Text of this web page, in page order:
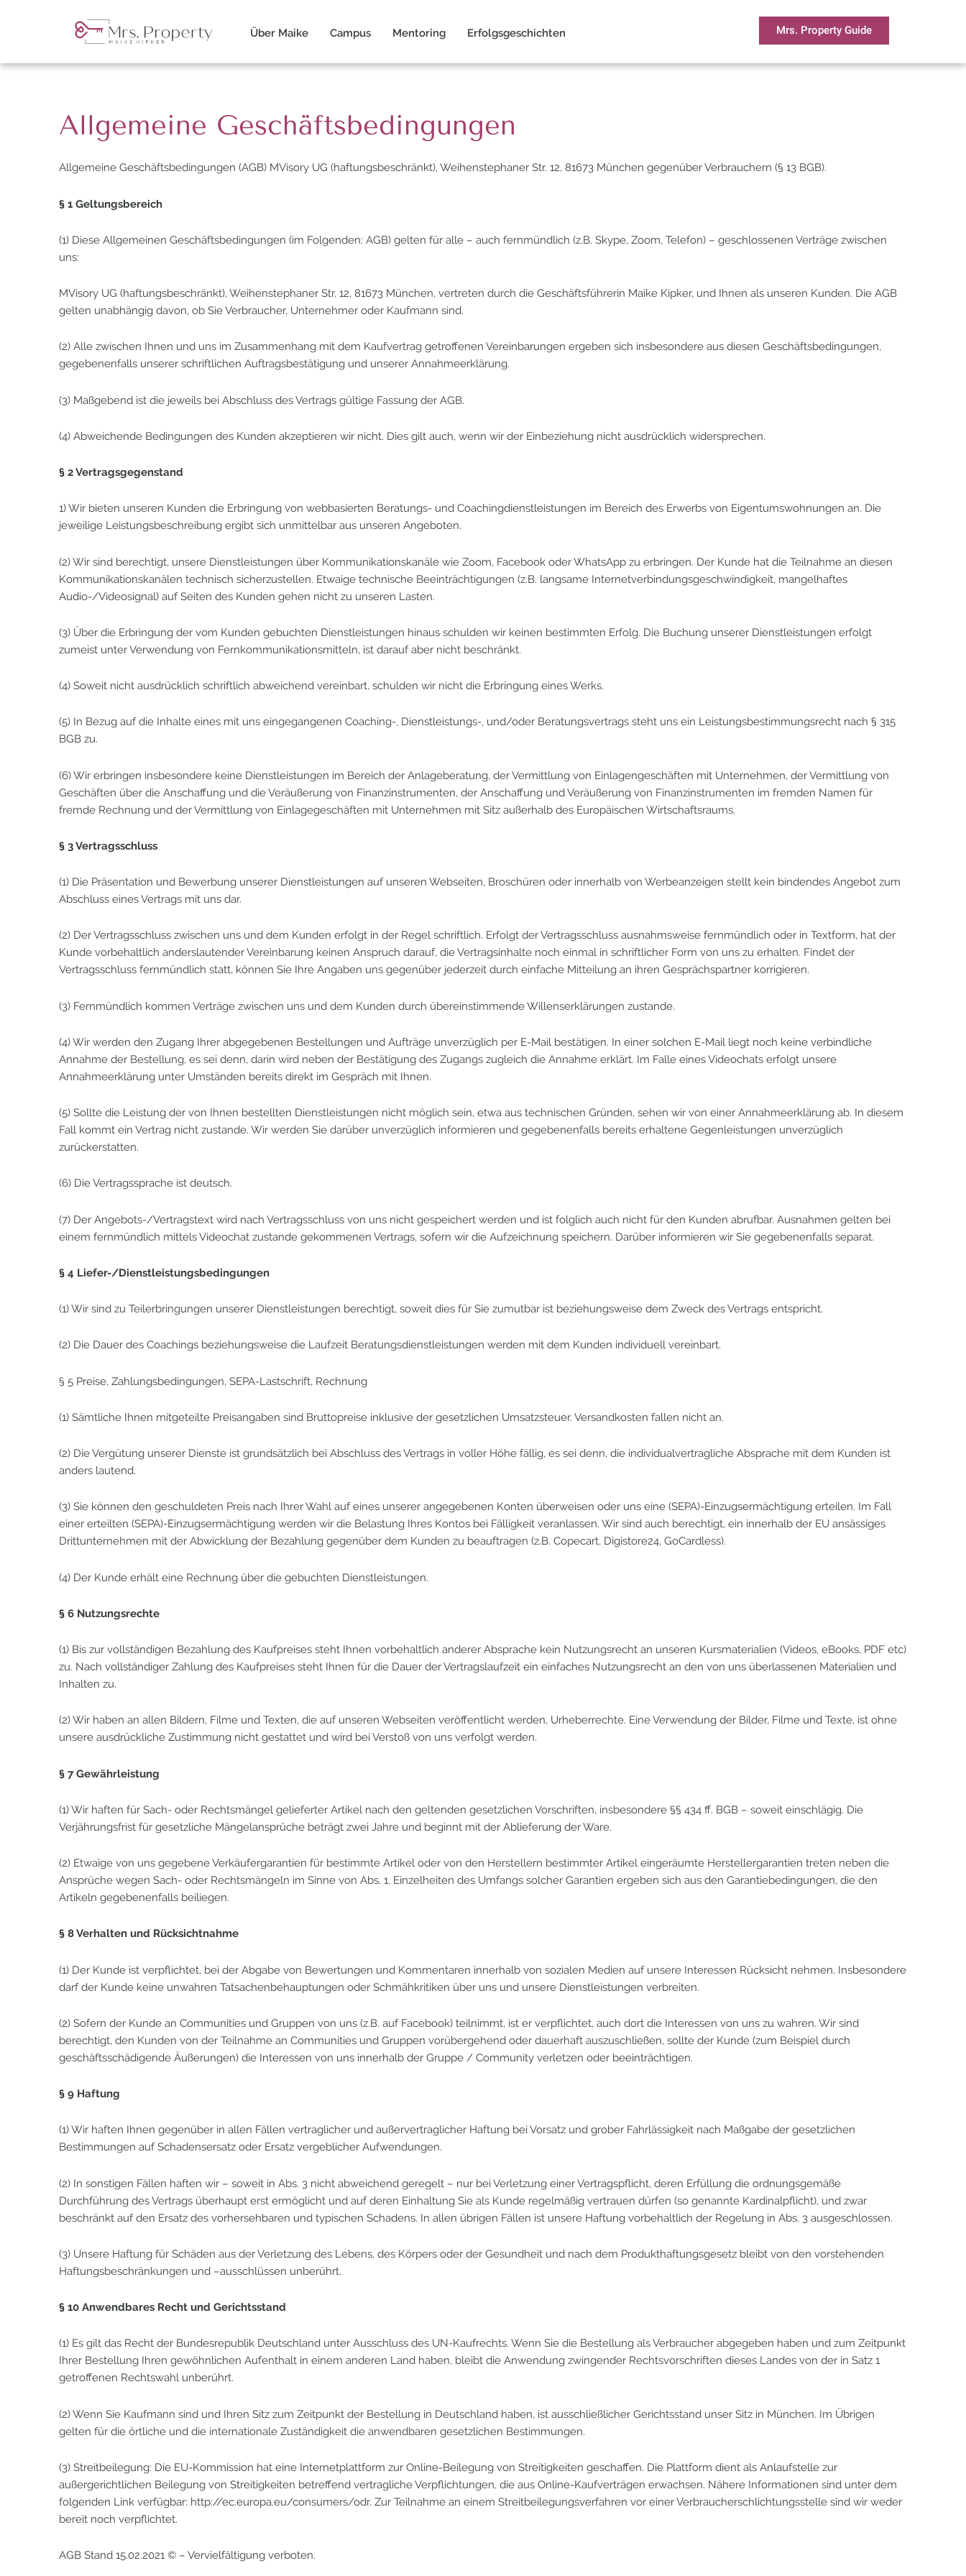
Über Maike Campus Mentoring Erfolgsgeschichten Mrs. Property Guide
Allgemeine Geschäftsbedingungen
Allgemeine Geschäftsbedingungen (AGB) MVisory UG (haftungsbeschränkt), Weihenstephaner Str. 12, 81673 München gegenüber Verbrauchern (§ 13 BGB).
§ 1 Geltungsbereich
(1) Diese Allgemeinen Geschäftsbedingungen (im Folgenden: AGB) gelten für alle – auch fernmündlich (z.B. Skype, Zoom, Telefon) – geschlossenen Verträge zwischen
uns:
MVisory UG (haftungsbeschränkt), Weihenstephaner Str. 12, 81673 München, vertreten durch die Geschäftsführerin Maike Kipker, und Ihnen als unseren Kunden. Die AGB
gelten unabhängig davon, ob Sie Verbraucher, Unternehmer oder Kaufmann sind.
(2) Alle zwischen Ihnen und uns im Zusammenhang mit dem Kaufvertrag getroffenen Vereinbarungen ergeben sich insbesondere aus diesen Geschäftsbedingungen,
gegebenenfalls unserer schriftlichen Auftragsbestätigung und unserer Annahmeerklärung.
(3) Maßgebend ist die jeweils bei Abschluss des Vertrags gültige Fassung der AGB.
(4) Abweichende Bedingungen des Kunden akzeptieren wir nicht. Dies gilt auch, wenn wir der Einbeziehung nicht ausdrücklich widersprechen.
§ 2 Vertragsgegenstand
1) Wir bieten unseren Kunden die Erbringung von webbasierten Beratungs- und Coachingdienstleistungen im Bereich des Erwerbs von Eigentumswohnungen an. Die
jeweilige Leistungsbeschreibung ergibt sich unmittelbar aus unseren Angeboten.
(2) Wir sind berechtigt, unsere Dienstleistungen über Kommunikationskanäle wie Zoom, Facebook oder WhatsApp zu erbringen. Der Kunde hat die Teilnahme an diesen
Kommunikationskanälen technisch sicherzustellen. Etwaige technische Beeinträchtigungen (z.B. langsame Internetverbindungsgeschwindigkeit, mangelhaftes
Audio-/Videosignal) auf Seiten des Kunden gehen nicht zu unseren Lasten.
(3) Über die Erbringung der vom Kunden gebuchten Dienstleistungen hinaus schulden wir keinen bestimmten Erfolg. Die Buchung unserer Dienstleistungen erfolgt
zumeist unter Verwendung von Fernkommunikationsmitteln, ist darauf aber nicht beschränkt.
(4) Soweit nicht ausdrücklich schriftlich abweichend vereinbart, schulden wir nicht die Erbringung eines Werks.
(5) In Bezug auf die Inhalte eines mit uns eingegangenen Coaching-, Dienstleistungs-, und/oder Beratungsvertrags steht uns ein Leistungsbestimmungsrecht nach § 315
BGB zu.
(6) Wir erbringen insbesondere keine Dienstleistungen im Bereich der Anlageberatung, der Vermittlung von Einlagengeschäften mit Unternehmen, der Vermittlung von
Geschäften über die Anschaffung und die Veräußerung von Finanzinstrumenten, der Anschaffung und Veräußerung von Finanzinstrumenten im fremden Namen für
fremde Rechnung und der Vermittlung von Einlagegeschäften mit Unternehmen mit Sitz außerhalb des Europäischen Wirtschaftsraums.
§ 3 Vertragsschluss
(1) Die Präsentation und Bewerbung unserer Dienstleistungen auf unseren Webseiten, Broschüren oder innerhalb von Werbeanzeigen stellt kein bindendes Angebot zum
Abschluss eines Vertrags mit uns dar.
(2) Der Vertragsschluss zwischen uns und dem Kunden erfolgt in der Regel schriftlich. Erfolgt der Vertragsschluss ausnahmsweise fernmündlich oder in Textform, hat der
Kunde vorbehaltlich anderslautender Vereinbarung keinen Anspruch darauf, die Vertragsinhalte noch einmal in schriftlicher Form von uns zu erhalten. Findet der
Vertragsschluss fernmündlich statt, können Sie Ihre Angaben uns gegenüber jederzeit durch einfache Mitteilung an ihren Gesprächspartner korrigieren.
(3) Fernmündlich kommen Verträge zwischen uns und dem Kunden durch übereinstimmende Willenserklärungen zustande.
(4) Wir werden den Zugang Ihrer abgegebenen Bestellungen und Aufträge unverzüglich per E-Mail bestätigen. In einer solchen E-Mail liegt noch keine verbindliche
Annahme der Bestellung, es sei denn, darin wird neben der Bestätigung des Zugangs zugleich die Annahme erklärt. Im Falle eines Videochats erfolgt unsere
Annahmeerklärung unter Umständen bereits direkt im Gespräch mit Ihnen.
(5) Sollte die Leistung der von Ihnen bestellten Dienstleistungen nicht möglich sein, etwa aus technischen Gründen, sehen wir von einer Annahmeerklärung ab. In diesem
Fall kommt ein Vertrag nicht zustande. Wir werden Sie darüber unverzüglich informieren und gegebenenfalls bereits erhaltene Gegenleistungen unverzüglich
zurückerstatten.
(6) Die Vertragssprache ist deutsch.
(7) Der Angebots-/Vertragstext wird nach Vertragsschluss von uns nicht gespeichert werden und ist folglich auch nicht für den Kunden abrufbar. Ausnahmen gelten bei
einem fernmündlich mittels Videochat zustande gekommenen Vertrags, sofern wir die Aufzeichnung speichern. Darüber informieren wir Sie gegebenenfalls separat.
§ 4 Liefer-/Dienstleistungsbedingungen
(1) Wir sind zu Teilerbringungen unserer Dienstleistungen berechtigt, soweit dies für Sie zumutbar ist beziehungsweise dem Zweck des Vertrags entspricht.
(2) Die Dauer des Coachings beziehungsweise die Laufzeit Beratungsdienstleistungen werden mit dem Kunden individuell vereinbart.
§ 5 Preise, Zahlungsbedingungen, SEPA-Lastschrift, Rechnung
(1) Sämtliche Ihnen mitgeteilte Preisangaben sind Bruttopreise inklusive der gesetzlichen Umsatzsteuer. Versandkosten fallen nicht an.
(2) Die Vergütung unserer Dienste ist grundsätzlich bei Abschluss des Vertrags in voller Höhe fällig, es sei denn, die individualvertragliche Absprache mit dem Kunden ist
anders lautend.
(3) Sie können den geschuldeten Preis nach Ihrer Wahl auf eines unserer angegebenen Konten überweisen oder uns eine (SEPA)-Einzugsermächtigung erteilen. Im Fall
einer erteilten (SEPA)-Einzugsermächtigung werden wir die Belastung Ihres Kontos bei Fälligkeit veranlassen. Wir sind auch berechtigt, ein innerhalb der EU ansässiges
Drittunternehmen mit der Abwicklung der Bezahlung gegenüber dem Kunden zu beauftragen (z.B. Copecart, Digistore24, GoCardless).
(4) Der Kunde erhält eine Rechnung über die gebuchten Dienstleistungen.
§ 6 Nutzungsrechte
(1) Bis zur vollständigen Bezahlung des Kaufpreises steht Ihnen vorbehaltlich anderer Absprache kein Nutzungsrecht an unseren Kursmaterialien (Videos, eBooks, PDF etc)
zu. Nach vollständiger Zahlung des Kaufpreises steht Ihnen für die Dauer der Vertragslaufzeit ein einfaches Nutzungsrecht an den von uns überlassenen Materialien und
Inhalten zu.
(2) Wir haben an allen Bildern, Filme und Texten, die auf unseren Webseiten veröffentlicht werden, Urheberrechte. Eine Verwendung der Bilder, Filme und Texte, ist ohne
unsere ausdrückliche Zustimmung nicht gestattet und wird bei Verstoß von uns verfolgt werden.
§ 7 Gewährleistung
(1) Wir haften für Sach- oder Rechtsmängel gelieferter Artikel nach den geltenden gesetzlichen Vorschriften, insbesondere §§ 434 ff. BGB – soweit einschlägig. Die
Verjährungsfrist für gesetzliche Mängelansprüche beträgt zwei Jahre und beginnt mit der Ablieferung der Ware.
(2) Etwaige von uns gegebene Verkäufergarantien für bestimmte Artikel oder von den Herstellern bestimmter Artikel eingeräumte Herstellergarantien treten neben die
Ansprüche wegen Sach- oder Rechtsmängeln im Sinne von Abs. 1. Einzelheiten des Umfangs solcher Garantien ergeben sich aus den Garantiebedingungen, die den
Artikeln gegebenenfalls beiliegen.
§ 8 Verhalten und Rücksichtnahme
(1) Der Kunde ist verpflichtet, bei der Abgabe von Bewertungen und Kommentaren innerhalb von sozialen Medien auf unsere Interessen Rücksicht nehmen. Insbesondere
darf der Kunde keine unwahren Tatsachenbehauptungen oder Schmähkritiken über uns und unsere Dienstleistungen verbreiten.
(2) Sofern der Kunde an Communities und Gruppen von uns (z.B. auf Facebook) teilnimmt, ist er verpflichtet, auch dort die Interessen von uns zu wahren. Wir sind
berechtigt, den Kunden von der Teilnahme an Communities und Gruppen vorübergehend oder dauerhaft auszuschließen, sollte der Kunde (zum Beispiel durch
geschäftsschädigende Äußerungen) die Interessen von uns innerhalb der Gruppe / Community verletzen oder beeinträchtigen.
§ 9 Haftung
(1) Wir haften Ihnen gegenüber in allen Fällen vertraglicher und außervertraglicher Haftung bei Vorsatz und grober Fahrlässigkeit nach Maßgabe der gesetzlichen
Bestimmungen auf Schadensersatz oder Ersatz vergeblicher Aufwendungen.
(2) In sonstigen Fällen haften wir – soweit in Abs. 3 nicht abweichend geregelt – nur bei Verletzung einer Vertragspflicht, deren Erfüllung die ordnungsgemäße
Durchführung des Vertrags überhaupt erst ermöglicht und auf deren Einhaltung Sie als Kunde regelmäßig vertrauen dürfen (so genannte Kardinalpflicht), und zwar
beschränkt auf den Ersatz des vorhersehbaren und typischen Schadens. In allen übrigen Fällen ist unsere Haftung vorbehaltlich der Regelung in Abs. 3 ausgeschlossen.
(3) Unsere Haftung für Schäden aus der Verletzung des Lebens, des Körpers oder der Gesundheit und nach dem Produkthaftungsgesetz bleibt von den vorstehenden
Haftungsbeschränkungen und –ausschlüssen unberührt.
§ 10 Anwendbares Recht und Gerichtsstand
(1) Es gilt das Recht der Bundesrepublik Deutschland unter Ausschluss des UN-Kaufrechts. Wenn Sie die Bestellung als Verbraucher abgegeben haben und zum Zeitpunkt
Ihrer Bestellung Ihren gewöhnlichen Aufenthalt in einem anderen Land haben, bleibt die Anwendung zwingender Rechtsvorschriften dieses Landes von der in Satz 1
getroffenen Rechtswahl unberührt.
(2) Wenn Sie Kaufmann sind und Ihren Sitz zum Zeitpunkt der Bestellung in Deutschland haben, ist ausschließlicher Gerichtsstand unser Sitz in München. Im Übrigen
gelten für die örtliche und die internationale Zuständigkeit die anwendbaren gesetzlichen Bestimmungen.
(3) Streitbeilegung: Die EU-Kommission hat eine Internetplattform zur Online-Beilegung von Streitigkeiten geschaffen. Die Plattform dient als Anlaufstelle zur
außergerichtlichen Beilegung von Streitigkeiten betreffend vertragliche Verpflichtungen, die aus Online-Kaufverträgen erwachsen. Nähere Informationen sind unter dem
folgenden Link verfügbar: http://ec.europa.eu/consumers/odr. Zur Teilnahme an einem Streitbeilegungsverfahren vor einer Verbraucherschlichtungsstelle sind wir weder
bereit noch verpflichtet.
AGB Stand 15.02.2021 © – Vervielfältigung verboten.